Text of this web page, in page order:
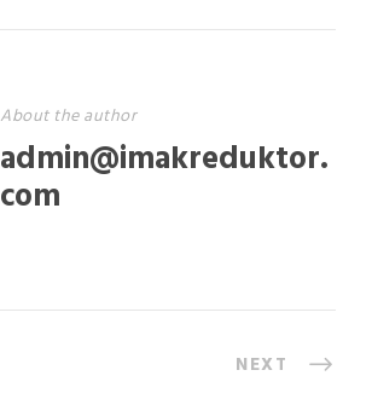
About the author
admin@imakreduktor.
com
NEXT